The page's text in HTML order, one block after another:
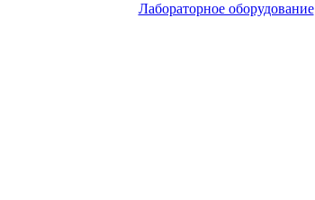
Лабораторное оборудование